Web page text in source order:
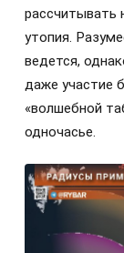
рассчитывать
утопия.
ведется,
даже участие
«волшебной
одночасье.